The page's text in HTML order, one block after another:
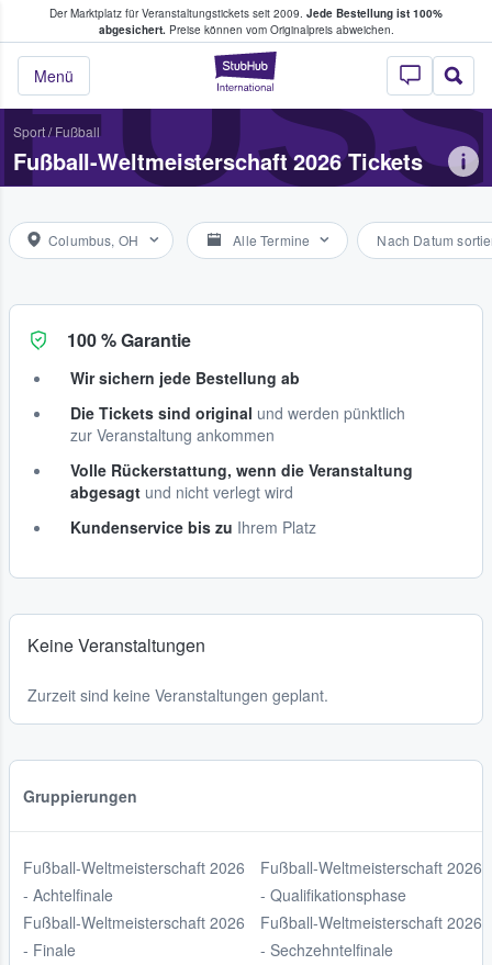
Der Marktplatz für Veranstaltungstickets seit 2009. Jede Bestellung ist 100%
abgesichert.Preise können vom Originalpreis abweichen.
StubHub - Wo
Menü
Tickets kaufen & verkaufen
Sport/ Fußball
Fußball-Weltmeisterschaft 2026 Tickets
Columbus, OH Alle Termine Nach Datum
100 % Garantie
Wir sichern jede Bestellung ab
Die Tickets sind original und werden pünktlich
zur Veranstaltung ankommen
Volle Rückerstattung, wenn die Veranstaltung
abgesagt und nicht verlegt wird
Kundenservice bis zu Ihrem Platz
Keine Veranstaltungen
Zurzeit sind keine Veranstaltungen geplant.
Gruppierungen
Fußball-Weltmeisterschaft 2026
- Achtelfinale
Fußball-Weltmeisterschaft 2026
- Finale
Fußball-Weltmeisterschaft 2026
- Qualifikationsphase
Fußball-Weltmeisterschaft 2026
- Sechzehntelfinale